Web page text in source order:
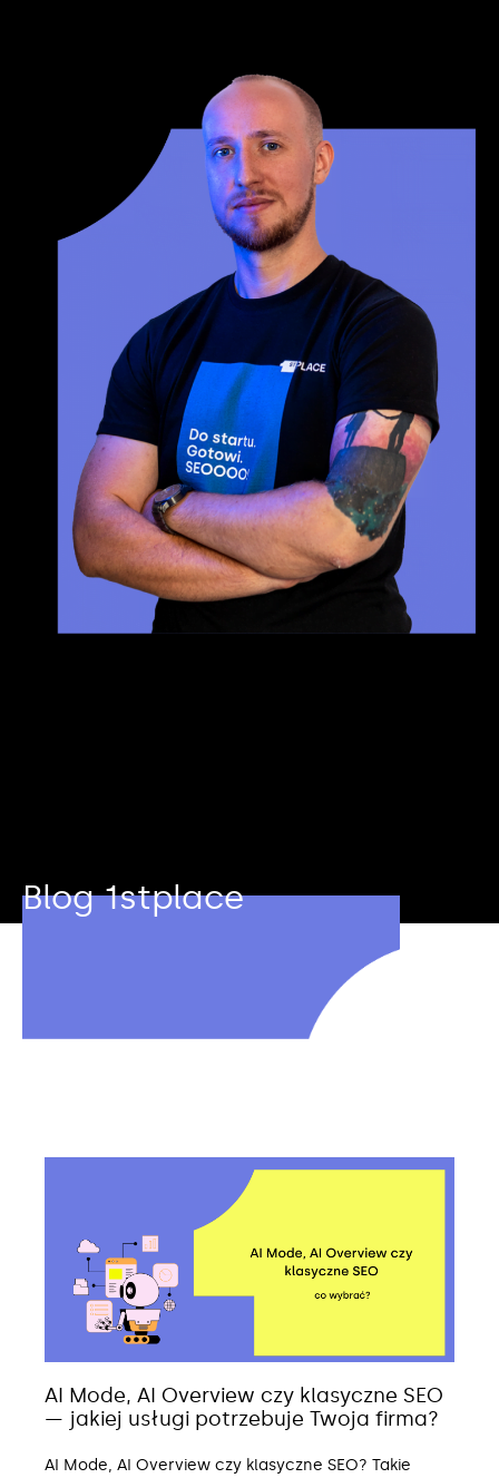
Blog 1stplace
AI Mode, AI Overview czy klasyczne SEO
— jakiej usługi potrzebuje Twoja firma?
AI Mode, AI Overview czy klasyczne SEO? Takie